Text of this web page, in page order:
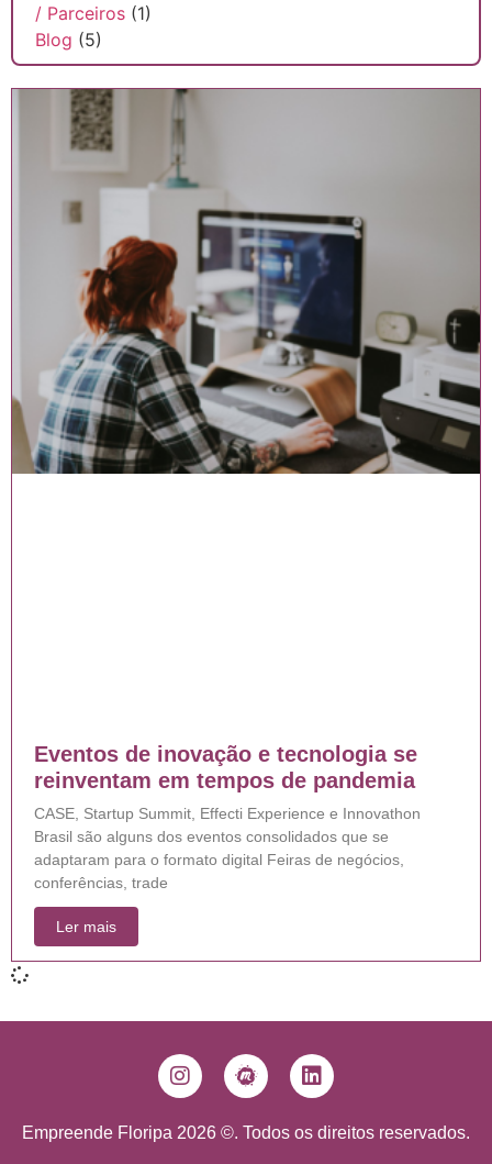
Eventos de inovação e tecnologia se
reinventam em tempos de pandemia
CASE, Startup Summit, Effecti Experience e Innovathon
Brasil são alguns dos eventos consolidados que se
adaptaram para o formato digital Feiras de negócios,
conferências, trade
Ler mais
/ Parceiros (1)
Blog (5)
Empreende Floripa 2026 ©. Todos os direitos reservados.